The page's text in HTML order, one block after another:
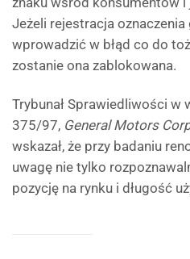
Jeżeli rejestracja
wprowadzić w błąd co do
zostanie ona zablokowana.
Trybunał Sprawiedliwości w
375/97, General Motors
wskazał, że przy badaniu
uwagę nie tylko
pozycję na rynku i długość